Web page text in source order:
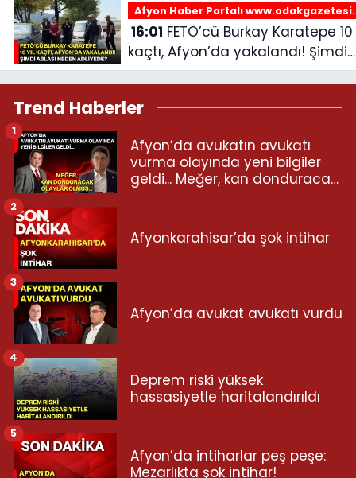
Afyon Haber Portalı
16:01
kaçtı, Afyon’da yakalandı! Şimdi
ablası neden adliyede?
Trend Haberler
Afyon’da avukatın avukatı
vurma olayında yeni bilgiler
geldi... Meğer, kan donduracak
1
Afyonkarahisar’da şok intihar
2
Afyon’da avukat avukatı vurdu
3
Deprem riski yüksek
hassasiyetle haritalandırıldı
4
Afyon’da intiharlar peş peşe:
Mezarlıkta şok intihar!
5